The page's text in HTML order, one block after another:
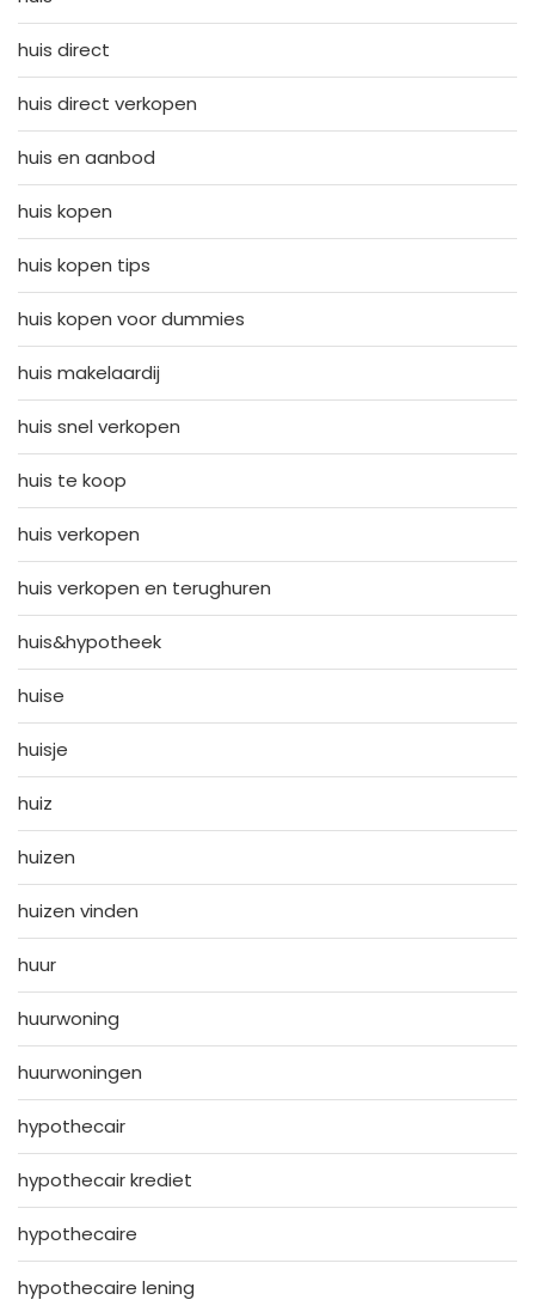
huis direct
huis direct verkopen
huis en aanbod
huis kopen
huis kopen tips
huis kopen voor dummies
huis makelaardij
huis snel verkopen
huis te koop
huis verkopen
huis verkopen en terughuren
huis&hypotheek
huise
huisje
huiz
huizen
huizen vinden
huur
huurwoning
huurwoningen
hypothecair
hypothecair krediet
hypothecaire
hypothecaire lening